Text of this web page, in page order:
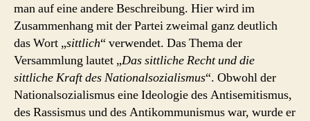
man auf eine andere Beschreibung. Hier wird im
Zusammenhang mit der Partei zweimal ganz deutlich
das Wort „sittlich“ verwendet. Das Thema der
Versammlung lautet „Das sittliche Recht und die
sittliche Kraft des Nationalsozialismus“. Obwohl der
Nationalsozialismus eine Ideologie des Antisemitismus,
des Rassismus und des Antikommunismus war, wurde er